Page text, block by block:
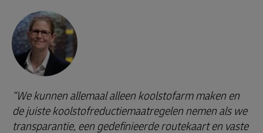
We kunnen allemaal alleen koolstofarm maken en
de juiste koolstofreductiemaatregelen nemen als we
transparantie, een gedefinieerde routekaart en vaste